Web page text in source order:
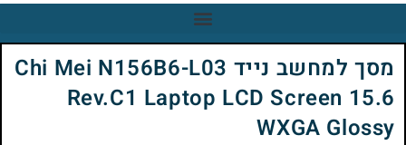
מסך למחשב נייד Chi Mei N156B6-L03
Rev.C1 Laptop LCD Screen 15.6
WXGA Glossy